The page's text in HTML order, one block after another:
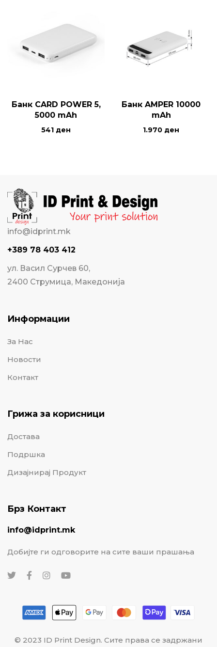
Банк CARD POWER 5,
5000 mAh
541 ден
Банк AMPER 10000
mAh
1.970 ден
info@idprint.mk
+389 78 403 412
ул. Васил Сурчев 60,
2400 Струмица, Македонија
Информации
За Нас
Новости
Контакт
Грижа за корисници
Достава
Подршка
Дизајнирај Продукт
Брз Контакт
info@idprint.mk
Добијте ги одговорите на сите ваши прашања
© 2023 ID Print Design. Сите права се задржани